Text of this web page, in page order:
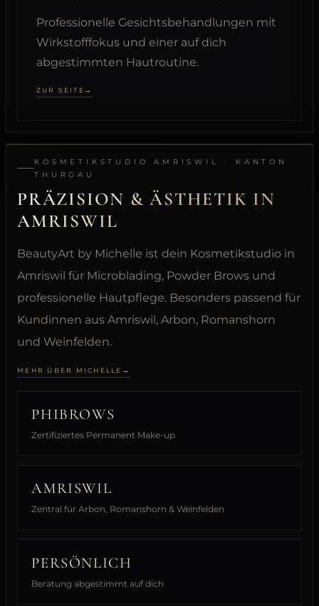
Professionelle Gesichtsbehandlungen mit
Wirkstofffokus und einer auf dich
abgestimmten Hautroutine.
ZUR SEITE
KOSMETIKSTUDIO AMRISWIL · KANTON
THURGAU
PRÄZISION & ÄSTHETIK IN
AMRISWIL
BeautyArt by Michelle ist dein Kosmetikstudio in
Amriswil für Microblading, Powder Brows und
professionelle Hautpflege. Besonders passend für
Kundinnen aus Amriswil, Arbon, Romanshorn
und Weinfelden.
MEHR ÜBER MICHELLE
PHIBROWS
Zertifiziertes Permanent Make-up
AMRISWIL
Zentral für Arbon, Romanshorn & Weinfelden
PERSÖNLICH
Beratung abgestimmt auf dich